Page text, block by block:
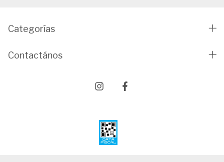
Categorías
Contactános